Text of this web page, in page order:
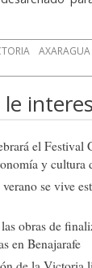
AXARAGUA
el Festival
y cultura
se vive
obras de
en Benajarafe